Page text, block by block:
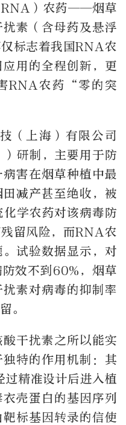
RNA）农药——烟草
素（含母药及悬浮
标志着我国RNA农
用的全程创新，更
RNA农药“零的突
（上海）有限公司
研制，主要用于防
害在烟草种植中最
减产甚至绝收，被
学农药对该病毒防
留风险，而RNA农
试验数据显示，对
效不到60%，烟草
素对病毒的抑制率
。
干扰素之所以能实
特的作用机制：其
精准设计后进入植
壳蛋白的基因序列
标基因转录的信使